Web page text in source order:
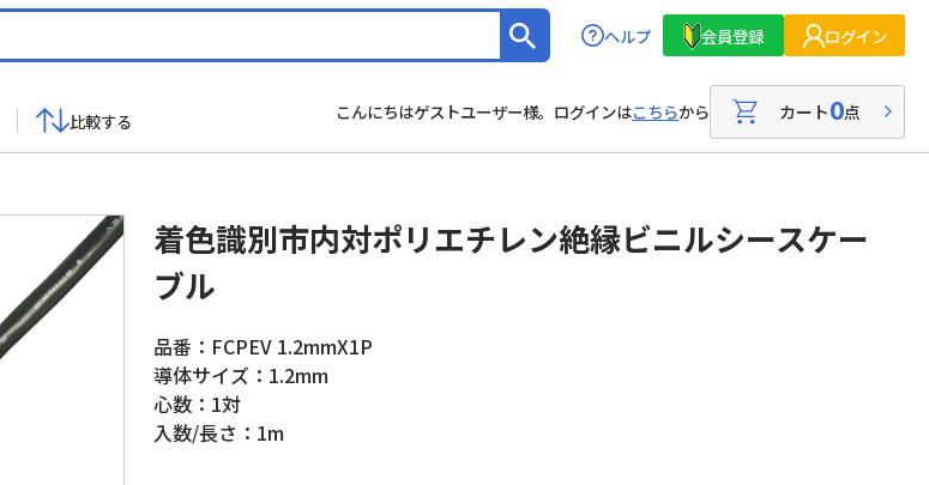
ヘルプ 会員登録 ログイン
比較する こんにちはゲストユーザー様。ログインはこちらから カート0点
着色識別市内対ポリエチレン絶縁ビニルシースケー
ブル
品番：FCPEV 1.2mmX1P
導体サイズ：1.2mm
心数：1対
入数/長さ：1m